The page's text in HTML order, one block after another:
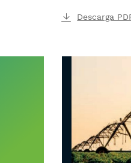
Descarga